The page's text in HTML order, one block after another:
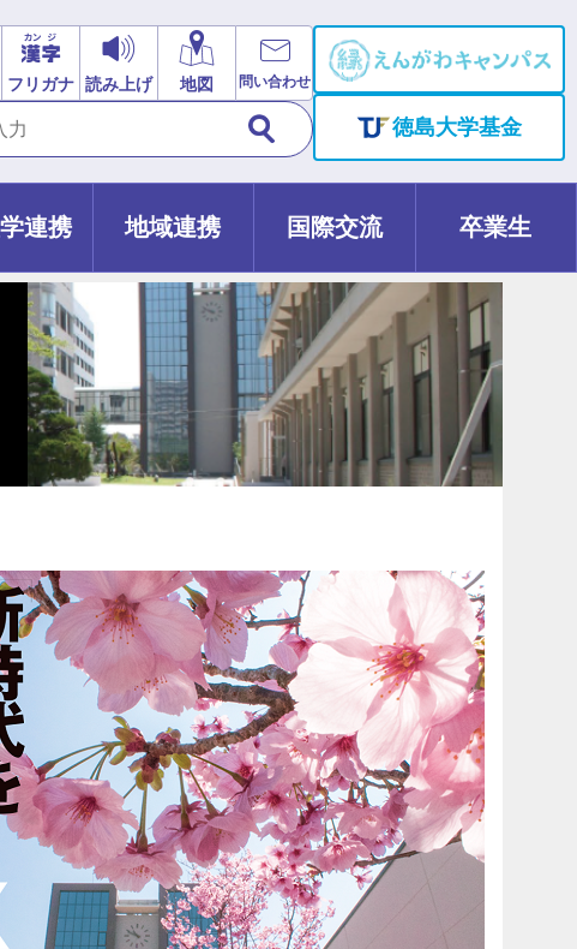
フリガナ 読み上げ 地図 問い合わせ
徳島大学基金
連携 地域連携 国際交流 卒業生